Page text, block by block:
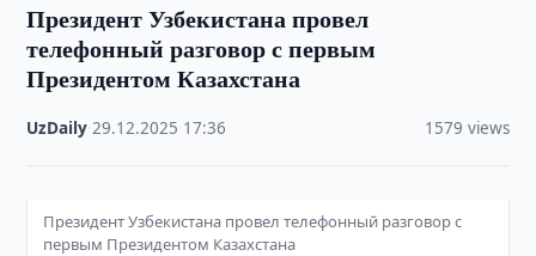
Президент Узбекистана провел
телефонный разговор с первым
Президентом Казахстана
UzDaily ·29.12.2025 17:36 1579 views
Президент Узбекистана провел телефонный разговор с
первым Президентом Казахстана